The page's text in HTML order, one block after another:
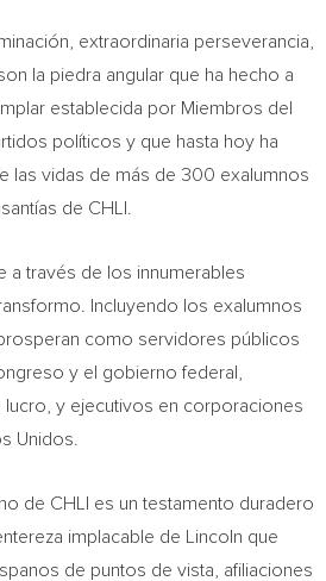
extraordinaria perseverancia,
la piedra angular que ha hecho a
establecida por Miembros del
políticos y que hasta hoy ha
las vidas de más de 300 exalumnos
de CHLI.
a través de los innumerables
Incluyendo los exalumnos
como servidores públicos
y el gobierno federal,
lucro, y ejecutivos en corporaciones
Unidos.
de CHLI es un testamento duradero
implacable de Lincoln que
de puntos de vista, afiliaciones